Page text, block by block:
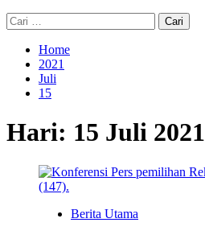
Cari
untuk:
Home
2021
Juli
15
Hari: 15 Juli 2021
Berita Utama